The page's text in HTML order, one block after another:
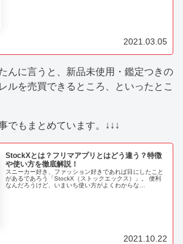
2021.03.05
んに言うと、新品未使用・鑑定つきの
ルを売買できるところ、といったとこ
でもまとめています。↓↓↓
StockXとは？フリマアプリとはどう違う？特徴
や使い方を徹底解説！
スニーカー好き、ファッション好きであれば目にしたこと
があるであろう「StockX（ストックエックス）」。 便利
なんだろうけど、いまいち使い方がよくわからな
2021.10.22